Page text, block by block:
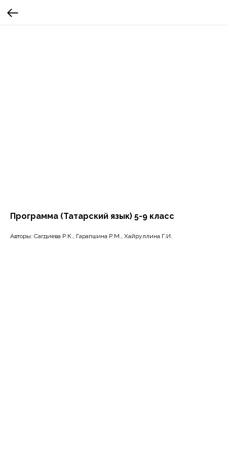
Программа (Татарский язык) 5-9 класс
Авторы: Сагдиева Р.К., Гарапшина Р.М., Хайруллина Г.И.